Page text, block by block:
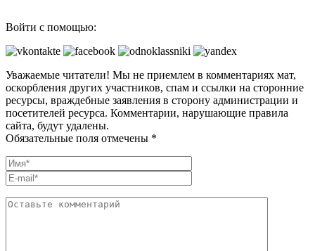
Войти с помощью:
Уважаемые читатели! Мы не приемлем в комментариях мат,
оскорбления других участников, спам и ссылки на сторонние
ресурсы, враждебные заявления в сторону администрации и
посетителей ресурса. Комментарии, нарушающие правила
сайта, будут удалены.
Обязательные поля отмечены *